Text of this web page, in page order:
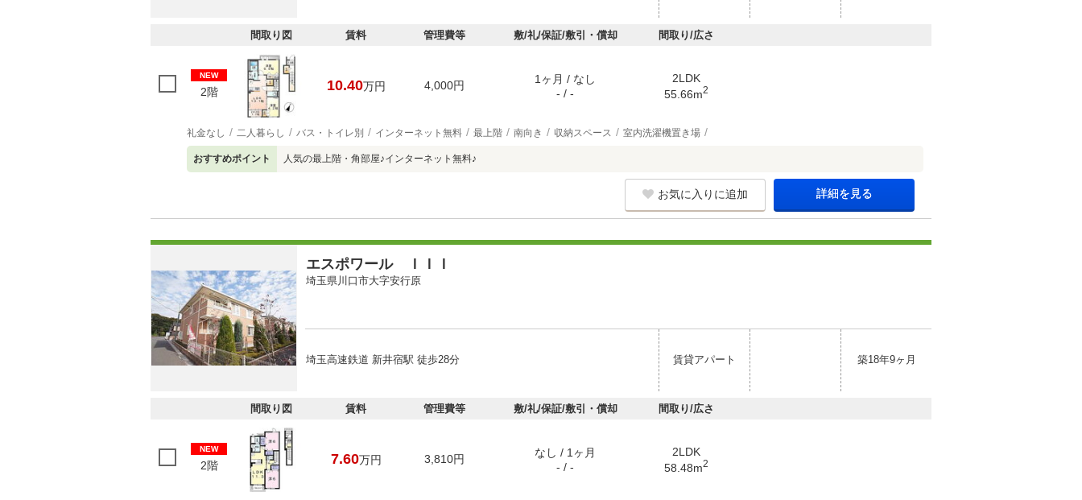
間取り図 賃料 管理費等 敷/礼/保証/敷引・償却 間取り/広さ
NEW
2階 10.40万円 4,000円
1ヶ月 / なし
- / -
2LDK
55.66m2
礼金なし 二人暮らし バス・トイレ別 インターネット無料 最上階 南向き 収納スペース 室内洗濯機置き場
おすすめポイント 人気の最上階・角部屋♪インターネット無料♪
お気に入りに追加 詳細を見る
エスポワール ＩＩＩ
埼玉県川口市大字安行原
埼玉高速鉄道 新井宿駅 徒歩28分 賃貸アパート 築18年9ヶ月
間取り図 賃料 管理費等 敷/礼/保証/敷引・償却 間取り/広さ
NEW
2階 7.60万円 3,810円
なし / 1ヶ月
- / -
2LDK
58.48m2